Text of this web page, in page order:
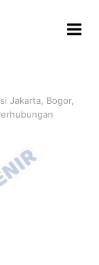
Jakarta, Bogor,